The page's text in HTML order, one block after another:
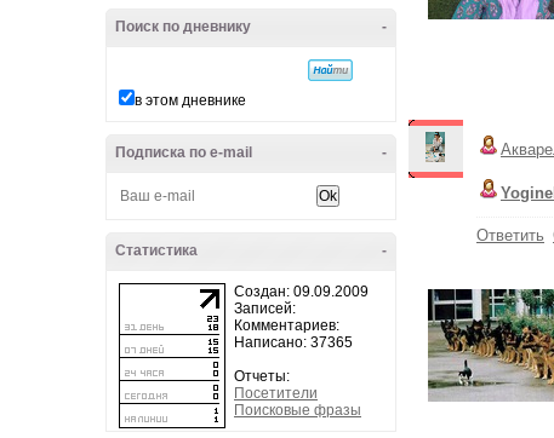
-
Поиск по дневнику
в этом дневнике
-
Подписка по e-mail
-
Статистика
Создан: 09.09.2009
Записей:
Комментариев:
Написано: 37365
Отчеты:
Посетители
Поисковые фразы
Ответить